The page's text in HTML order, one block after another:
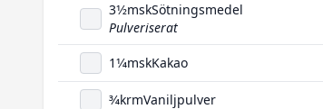
31/2mskSötningsmedel
Pulveriserat
11/4mskKakao
3/4krmVaniljpulver